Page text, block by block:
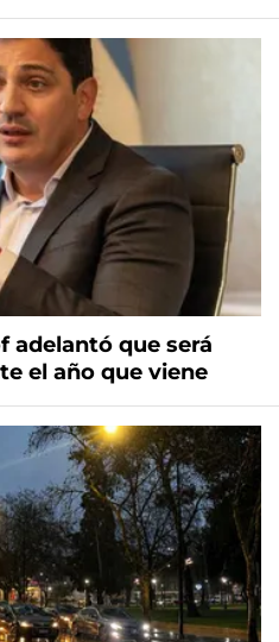
adelantó que será
el año que viene